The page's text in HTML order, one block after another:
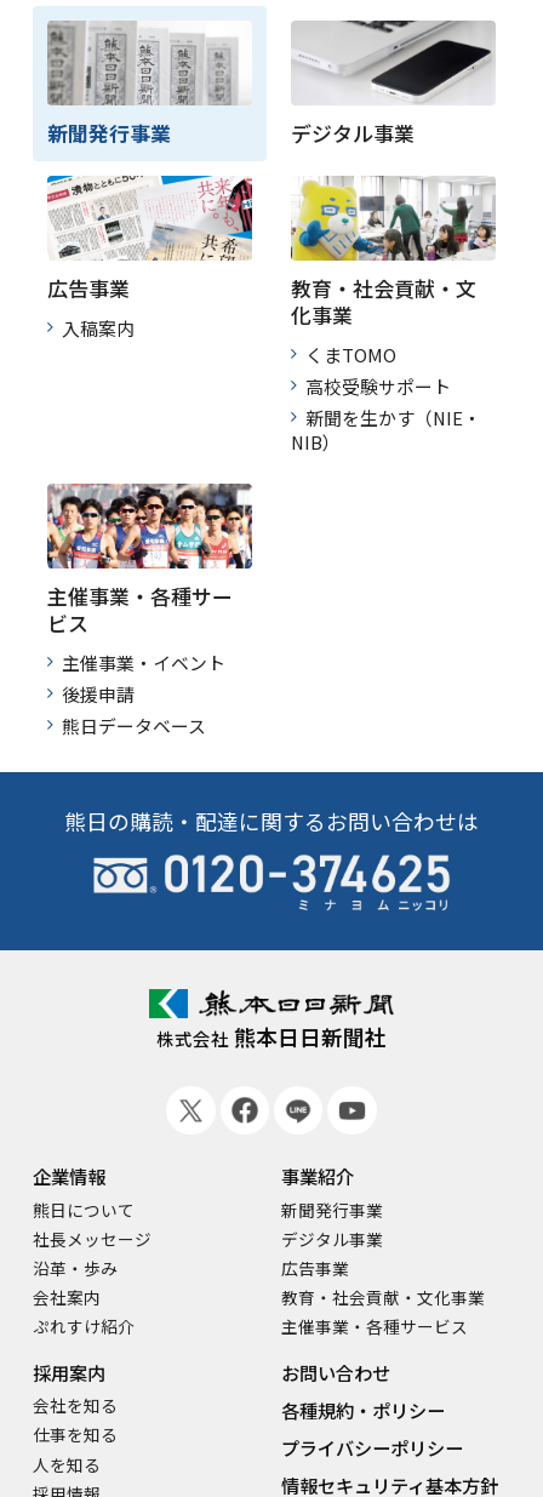
新聞発行事業 デジタル事業
広告事業
入稿案内
教育・社会貢献・文
化事業
くまTOMO
高校受験サポート
新聞を生かす（NIE・
NIB）
主催事業・各種サー
ビス
主催事業・イベント
後援申請
熊日データベース
株式会社 熊本日日新聞社
企業情報
熊日について
社長メッセージ
沿革・歩み
会社案内
ぷれすけ紹介
事業紹介
新聞発行事業
デジタル事業
広告事業
教育・社会貢献・文化事業
主催事業・各種サービス
採用案内
会社を知る
仕事を知る
人を知る
お問い合わせ
各種規約・ポリシー
プライバシーポリシー
情報セキュリティ基本方針
熊日の購読・配達に関するお問い合わせは